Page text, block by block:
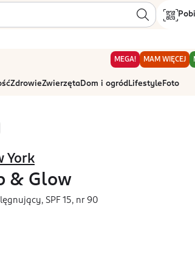
MEGA! MAM WIĘCEJ
ZdrowieZwierzętaDom i ogród Lifestyle Foto
York
& Glow
SPF 15, nr 90